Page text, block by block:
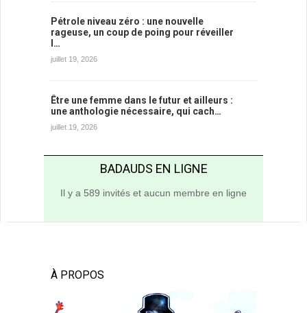
Pétrole niveau zéro : une nouvelle
rageuse, un coup de poing pour réveiller
l…
juillet 19, 2026
Être une femme dans le futur et ailleurs :
une anthologie nécessaire, qui cach…
juillet 19, 2026
BADAUDS EN LIGNE
Il y a 589 invités et aucun membre en ligne
À PROPOS